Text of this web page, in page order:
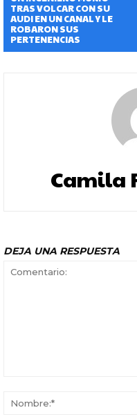
TRAS VOLCAR CON SU
AUDI EN UN CANAL Y LE
ROBARON SUS
PERTENENCIAS
Camila
DEJA UNA RESPUESTA